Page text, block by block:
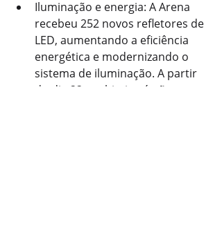
Iluminação e energia: A Arena
recebeu 252 novos refletores de
LED, aumentando a eficiência
energética e modernizando o
sistema de iluminação. A partir
do dia 22, o objetivo é não